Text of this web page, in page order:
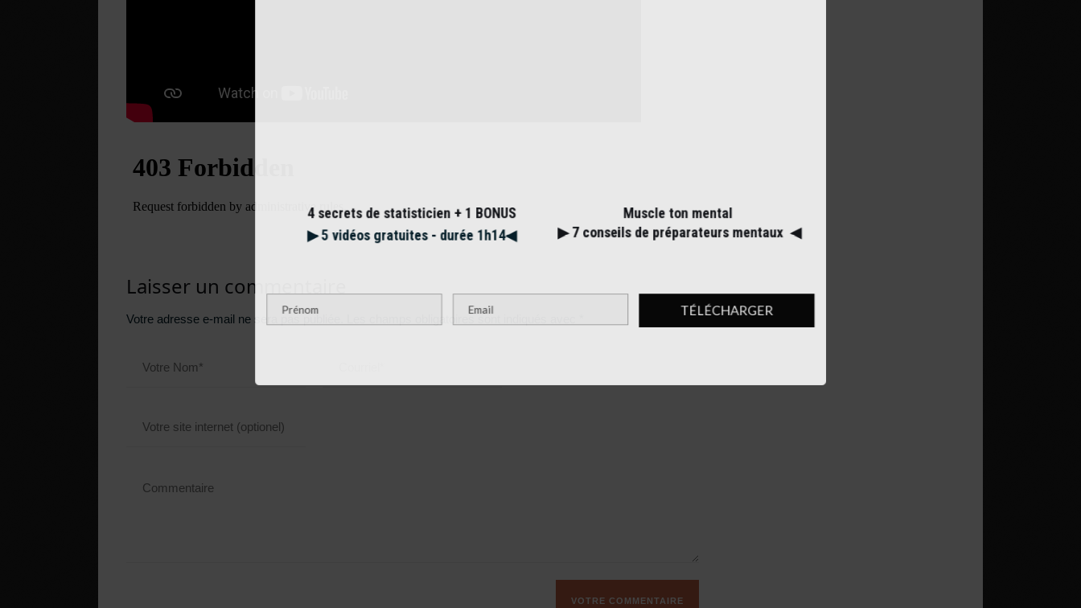
Laisser un commentaire
Votre adresse e-mail ne sera pas publiée.
4 secrets de statisticien + 1 BONUS
▶︎ 5 vidéos gratuites - durée 1h14◀︎
Muscle ton mental
conseils de préparateurs mentaux